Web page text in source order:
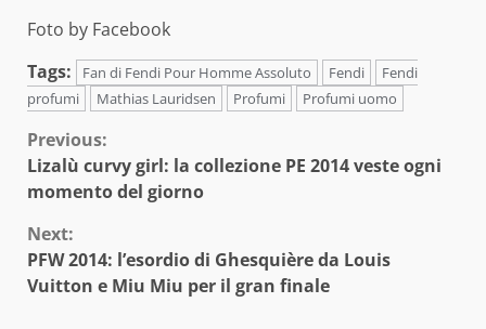
Foto by Facebook
Tags:
Fan di Fendi Pour Homme Assoluto Fendi
Fendi
profumi
Mathias Lauridsen Profumi Profumi uomo
Continue
Reading
Previous:
Lizalù curvy girl: la collezione PE 2014 veste ogni
momento del giorno
Next:
PFW 2014: l’esordio di Ghesquière da Louis
Vuitton e Miu Miu per il gran finale